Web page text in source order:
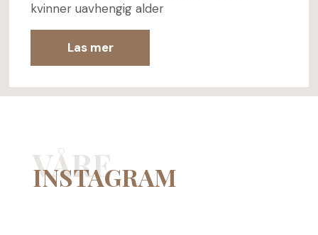
kvinner uavhengig alder
Las mer
VÅRE
INSTAGRAM